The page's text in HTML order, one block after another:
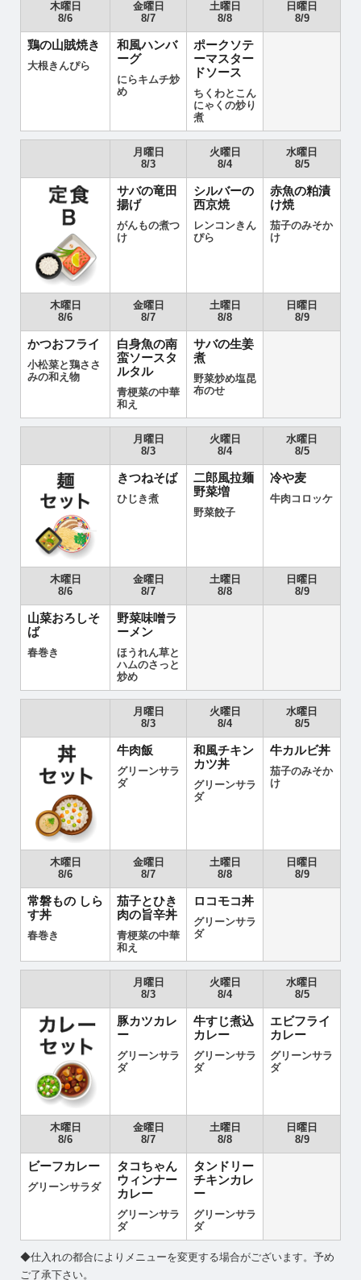
木曜日
8/6
金曜日
8/7
土曜日
8/8
日曜日
8/9
鶏の山賊焼き
大根きんぴら
和風ハンバ
ーグ
にらキムチ炒
め
ポークソテ
ーマスター
ドソース
ちくわとこん
にゃくの炒り
煮
月曜日
8/3
火曜日
8/4
水曜日
8/5
サバの竜田
揚げ
がんもの煮つ
け
シルバーの
西京焼
レンコンきん
ぴら
赤魚の粕漬
け焼
茄子のみそか
け
木曜日
8/6
金曜日
8/7
土曜日
8/8
日曜日
8/9
かつおフライ
小松菜と鶏ささ
みの和え物
白身魚の南
蛮ソースタ
ルタル
青梗菜の中華
和え
サバの生姜
煮
野菜炒め塩昆
布のせ
月曜日
8/3
火曜日
8/4
水曜日
8/5
きつねそば
ひじき煮
二郎風拉麺
野菜増
野菜餃子
冷や麦
牛肉コロッケ
木曜日
8/6
金曜日
8/7
土曜日
8/8
日曜日
8/9
山菜おろしそ
ば
春巻き
野菜味噌ラ
ーメン
ほうれん草と
ハムのさっと
炒め
月曜日
8/3
火曜日
8/4
水曜日
8/5
牛肉飯
グリーンサラ
ダ
和風チキン
カツ丼
グリーンサラ
ダ
牛カルビ丼
茄子のみそか
け
木曜日
8/6
金曜日
8/7
土曜日
8/8
日曜日
8/9
常磐もの しら
す丼
春巻き
茄子とひき
肉の旨辛丼
青梗菜の中華
和え
ロコモコ丼
グリーンサラ
ダ
月曜日
8/3
火曜日
8/4
水曜日
8/5
豚カツカレ
ー
グリーンサラ
ダ
牛すじ煮込
カレー
グリーンサラ
ダ
エビフライ
カレー
グリーンサラ
ダ
木曜日
8/6
金曜日
8/7
土曜日
8/8
日曜日
8/9
ビーフカレー
グリーンサラダ
タコちゃん
ウィンナー
カレー
グリーンサラ
ダ
タンドリー
チキンカレ
ー
グリーンサラ
ダ
◆仕入れの都合によりメニューを変更する場合がございます。予め
ご了承下さい。